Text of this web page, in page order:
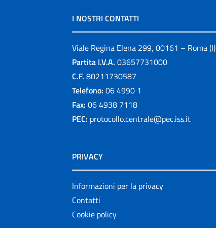
I NOSTRI CONTATTI
Viale Regina Elena 299, 00161 – Roma (I)
Partita I.V.A. 03657731000
C.F. 80211730587
Telefono: 06 4990 1
Fax: 06 4938 7118
PEC: protocollo.centrale@pec.iss.it
PRIVACY
Informazioni per la privacy
Contatti
Cookie policy